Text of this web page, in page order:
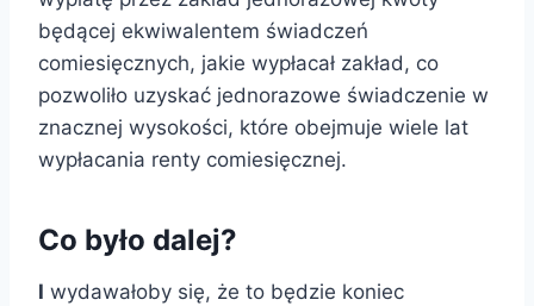
będącej ekwiwalentem świadczeń
comiesięcznych, jakie wypłacał zakład, co
pozwoliło uzyskać jednorazowe świadczenie w
znacznej wysokości, które obejmuje wiele lat
wypłacania renty comiesięcznej.
Co było dalej?
I wydawałoby się, że to będzie koniec